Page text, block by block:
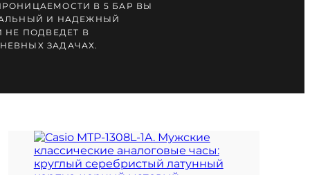
В 5 БАР ВЫ
И НАДЕЖНЫЙ
НЕ ПОДВЕДЕТ В
ЗАДАЧАХ.